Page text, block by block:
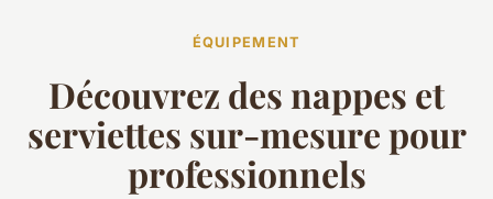
ÉQUIPEMENT
Découvrez des nappes et
serviettes sur-mesure pour
professionnels